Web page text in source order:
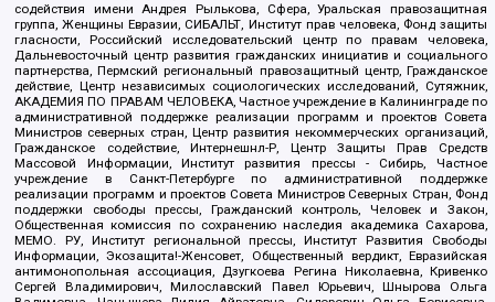
содействия имени Андрея Рылькова, Сфера, Уральская правозащитная
группа, Женщины Евразии, СИБАЛЬТ, Институт прав человека, Фонд защиты
гласности, Российский исследовательский центр по правам человека,
Дальневосточный центр развития гражданских инициатив и социального
партнерства, Пермский региональный правозащитный центр, Гражданское
действие, Центр независимых социологических исследований, Сутяжник,
АКАДЕМИЯ ПО ПРАВАМ ЧЕЛОВЕКА, Частное учреждение в Калининграде по
административной поддержке реализации программ и проектов Совета
Министров северных стран, Центр развития некоммерческих организаций,
Гражданское содействие, Интернешнл-Р, Центр Защиты Прав Средств
Массовой Информации, Институт развития прессы - Сибирь, Частное
учреждение в Санкт-Петербурге по административной поддержке
реализации программ и проектов Совета Министров Северных Стран, Фонд
поддержки свободы прессы, Гражданский контроль, Человек и Закон,
Общественная комиссия по сохранению наследия академика Сахарова,
МЕМО. РУ, Институт региональной прессы, Институт Развития Свободы
Информации, Экозащита!-Женсовет, Общественный вердикт, Евразийская
антимонопольная ассоциация, Дзугкоева Регина Николаевна, Кривенко
Сергей Владимирович, Милославский Павел Юрьевич, Шнырова Ольга